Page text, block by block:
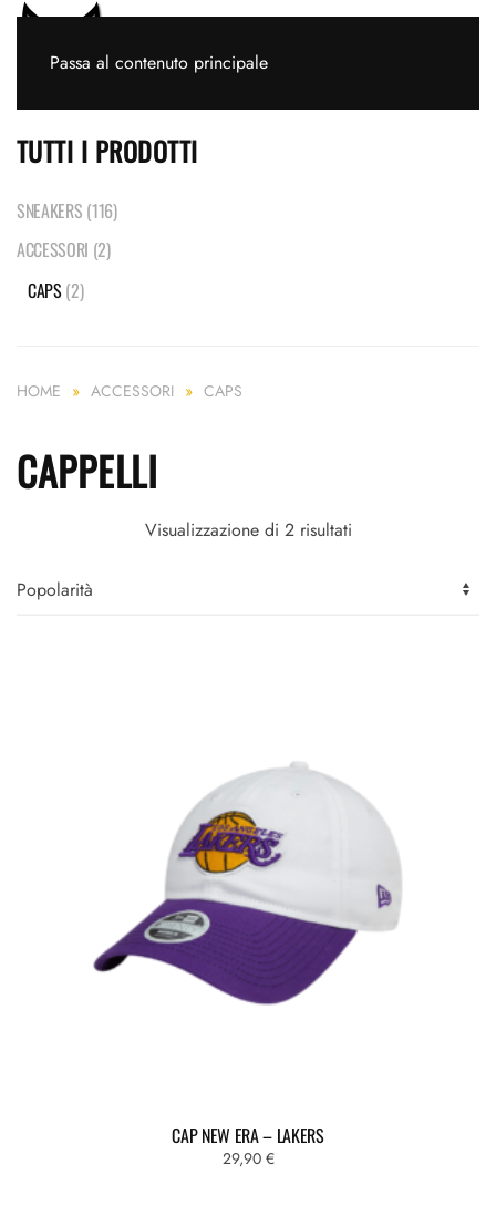
Passa al contenuto principale
TUTTI I PRODOTTI
SNEAKERS (116)
ACCESSORI (2)
CAPS(2)
HOME ACCESSORI CAPS
CAPPELLI
Visualizzazione di 2 risultatiPopolarità
CAP NEW ERA – LAKERS
29,90 €